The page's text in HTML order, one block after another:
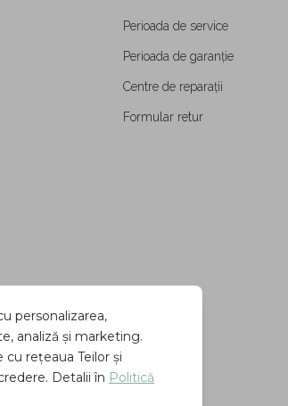
Perioada de service
Perioada de garanție
Centre de reparații
Formular retur